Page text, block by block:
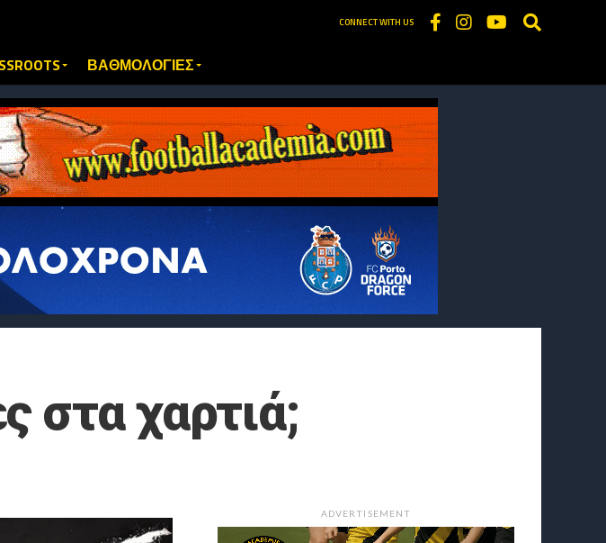
CONNECT WITH US
ΒΑΘΜΟΛΟΓΙΕΣ
στα χαρτιά;
ADVERTISEMENT